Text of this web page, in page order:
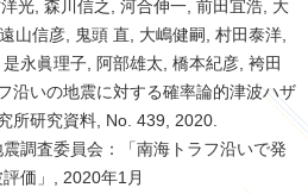
光, 森川信之, 河合伸一, 前田宜浩, 大
山信彦, 鬼頭 直, 大嶋健嗣, 村田泰洋,
永眞理子, 阿部雄太, 橋本紀彦, 袴田
沿いの地震に対する確率論的津波ハザ
所研究資料, No. 439, 2020.
調査委員会：「南海トラフ沿いで発
価」, 2020年1月